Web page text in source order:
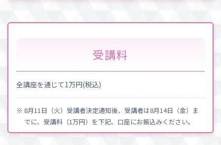
受講料
全講座を通じて1万円(税込)
※ 8月11日（火）受講者決定通知後、受講者は8月14日（金）ま
でに、受講料（1万円）を下記、口座にお振込みください。